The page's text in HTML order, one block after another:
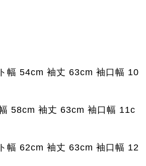
幅 54cm 袖丈 63cm 袖口幅 10
58cm 袖丈 63cm 袖口幅 11c
幅 62cm 袖丈 63cm 袖口幅 12